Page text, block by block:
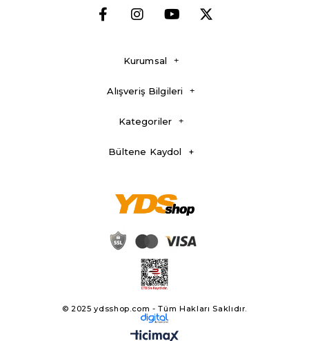
Kurumsal
Alışveriş Bilgileri
Kategoriler
Bültene Kaydol
© 2025 ydsshop.com - Tüm Hakları Saklıdır.